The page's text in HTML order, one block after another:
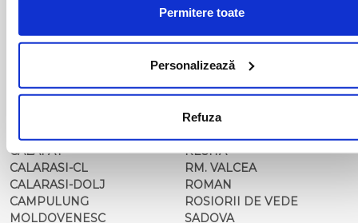
Permitere toate
Personalizează
Refuza
BISTRITA
BRAILA
BRASOV
BUZAU
CALAFAT
CALARASI-CL
CALARASI-DOLJ
CAMPULUNG
MOLDOVENESC
PISCU VECHI
PITESTI
PODARI
POIANA MARE
RADOVAN
RAST
RESITA
RM. VALCEA
ROMAN
ROSIORII DE VEDE
SADOVA